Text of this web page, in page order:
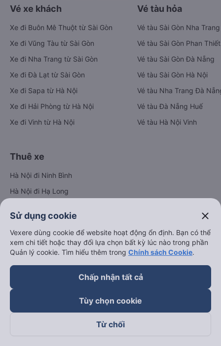
Vé xe khách
Xe đi Buôn Mê Thuột từ Sài Gòn
Xe đi Vũng Tàu từ Sài Gòn
Xe đi Nha Trang từ Sài Gòn
Xe đi Đà Lạt từ Sài Gòn
Xe đi Sapa từ Hà Nội
Xe đi Hải Phòng từ Hà Nội
Xe đi Vinh từ Hà Nội
Vé tàu hỏa
Vé tàu Sài Gòn Nha Trang
Vé tàu Sài Gòn Phan Thiết
Vé tàu Sài Gòn Đà Nẵng
Vé tàu Sài Gòn Hà Nội
Vé tàu Nha Trang Đà
Vé tàu Đà Nẵng Huế
Vé tàu Hà Nội Vinh
Thuê xe
Hà Nội đi Ninh Bình
Hà Nội đi Hạ Long
Hà Nội đi Tam Đảo
Đà Nẵng đi Hội An
Đà Nẵng đi Huế
Hải Phòng đi Hà Nội
Xem tất cả tuyến đường
Sử dụng cookie close
Vexere dùng cookie để website hoạt động ổn định. Bạn có thể
xem chi tiết hoặc thay đổi lựa chọn bất kỳ lúc nào trong phần
Quản lý cookie. Tìm hiểu thêm trong Chính sách Cookie.
Chấp nhận tất cả
Tùy chọn cookie
Từ chối